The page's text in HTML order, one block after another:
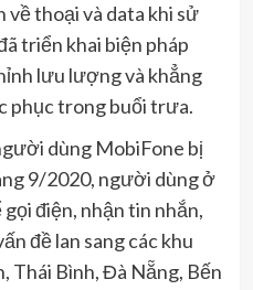
thoại và data khi sử
triển khai biện pháp
lưu lượng và khẳng
phục trong buổi trưa.
dùng MobiFone bị
9/2020, người dùng ở
điện, nhận tin nhắn,
đề lan sang các khu
Thái Bình, Đà Nẵng, Bến